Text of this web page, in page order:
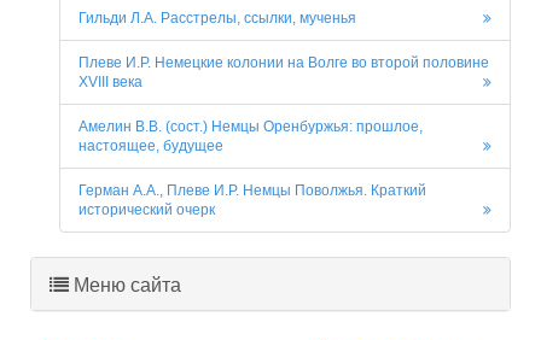
Гильди Л.А. Расстрелы, ссылки, мученья
Плеве И.Р. Немецкие колонии на Волге во второй половине
XVIII века
Амелин В.В. (сост.) Немцы Оренбуржья: прошлое,
настоящее, будущее
Герман А.А., Плеве И.Р. Немцы Поволжья. Краткий
исторический очерк
Меню сайта